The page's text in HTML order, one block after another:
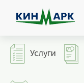
Услуги